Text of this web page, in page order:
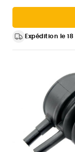
Expédition le